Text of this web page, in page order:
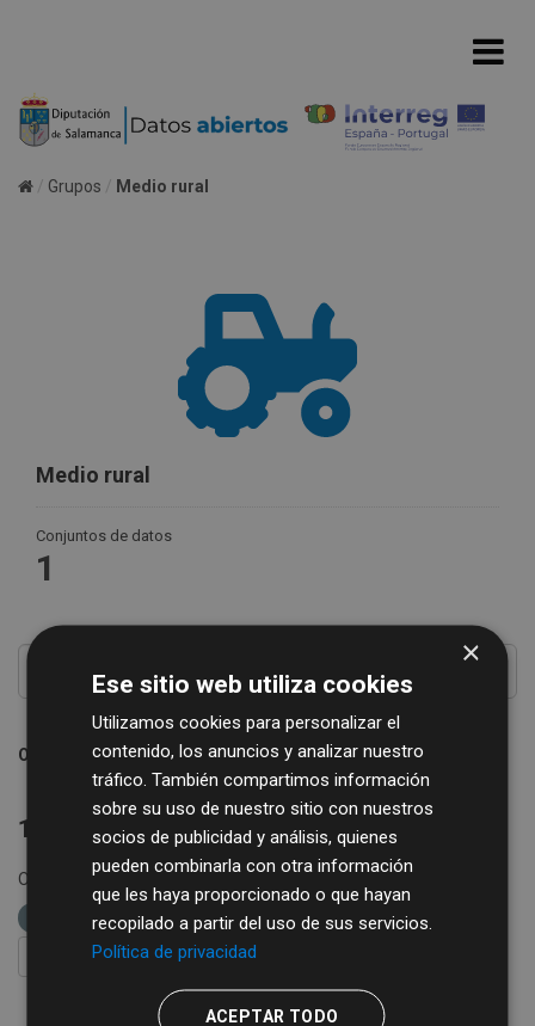
Grupos Medio rural
Medio rural
Conjuntos de datos
1
Ordenar por
1 conjunto de datos encontrado
Organizaciones:
ganadería
cotizaciones lonja
FILTRAR RESULTADOS
×
Ese sitio web utiliza cookies
Utilizamos cookies para personalizar el
contenido, los anuncios y analizar nuestro
tráfico. También compartimos información
sobre su uso de nuestro sitio con nuestros
socios de publicidad y análisis, quienes
pueden combinarla con otra información
que les haya proporcionado o que hayan
recopilado a partir del uso de sus servicios.
Política de privacidad
ACEPTAR TODO